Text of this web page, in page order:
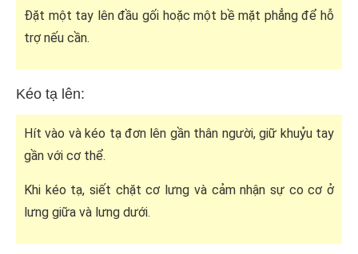
Đặt một tay lên đầu gối hoặc một bề mặt phẳng để hỗ
trợ nếu cần.
Kéo tạ lên:
Hít vào và kéo tạ đơn lên gần thân người, giữ khuỷu tay
gần với cơ thể.
Khi kéo tạ, siết chặt cơ lưng và cảm nhận sự co cơ ở
lưng giữa và lưng dưới.